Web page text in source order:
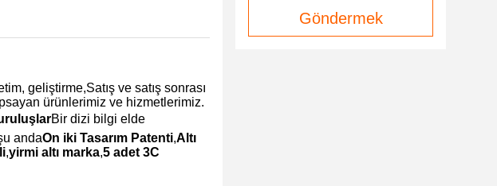
geliştirme,Satış ve satış sonrası
ürünlerimiz ve hizmetlerimiz.
Bir dizi bilgi elde
andaOn iki Tasarım Patenti,Altı
,yirmi altı marka,5 adet 3C
Göndermek